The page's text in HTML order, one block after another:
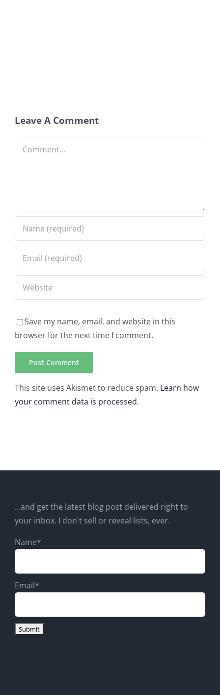
Leave A Comment
Comment
Save my name, email, and website in this
browser for the next time I comment.
This site uses Akismet to reduce spam. Learn how
your comment data is processed.
...and get the latest blog post delivered right to
your inbox. I don't sell or reveal lists, ever.
Name*
Email*